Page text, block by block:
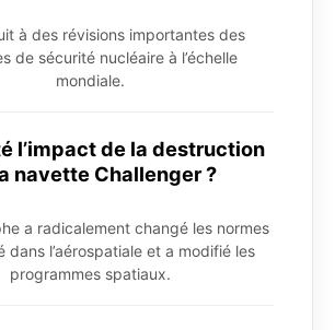
à des révisions importantes des
de sécurité nucléaire à l’échelle
mondiale.
l’impact de la destruction
navette Challenger ?
a radicalement changé les normes
dans l’aérospatiale et a modifié les
programmes spatiaux.